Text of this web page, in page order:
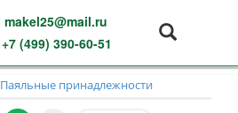
makel25@mail.ru
+7 (499) 390-60-51
Паяльные принадлежности